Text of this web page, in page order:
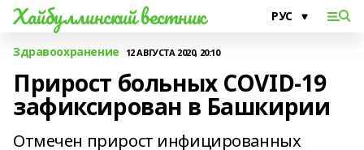
Хайбуллинский вестник
Здравоохранение 12 АВГУСТА 2020, 20:10
Прирост больных СОVID-19
зафиксирован в Башкирии
Отмечен прирост инфицированных